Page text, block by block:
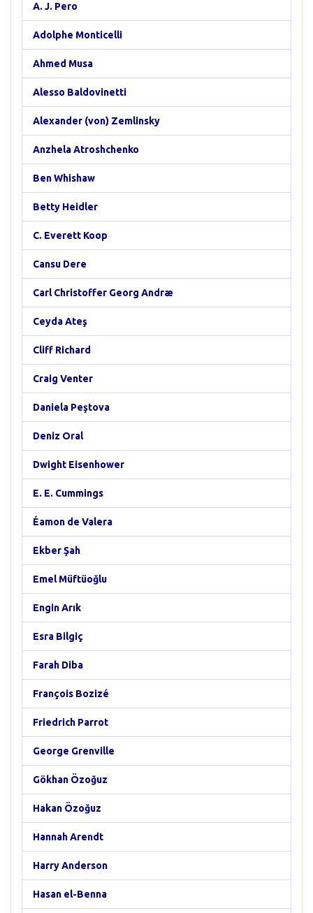
A. J. Pero
Adolphe Monticelli
Ahmed Musa
Alesso Baldovinetti
Alexander (von) Zemlinsky
Anzhela Atroshchenko
Ben Whishaw
Betty Heidler
C. Everett Koop
Cansu Dere
Carl Christoffer Georg Andræ
Ceyda Ateş
Cliff Richard
Craig Venter
Daniela Peştova
Deniz Oral
Dwight Eisenhower
E. E. Cummings
Éamon de Valera
Ekber Şah
Emel Müftüoğlu
Engin Arık
Esra Bilgiç
Farah Diba
François Bozizé
Friedrich Parrot
George Grenville
Gökhan Özoğuz
Hakan Özoğuz
Hannah Arendt
Harry Anderson
Hasan el-Benna